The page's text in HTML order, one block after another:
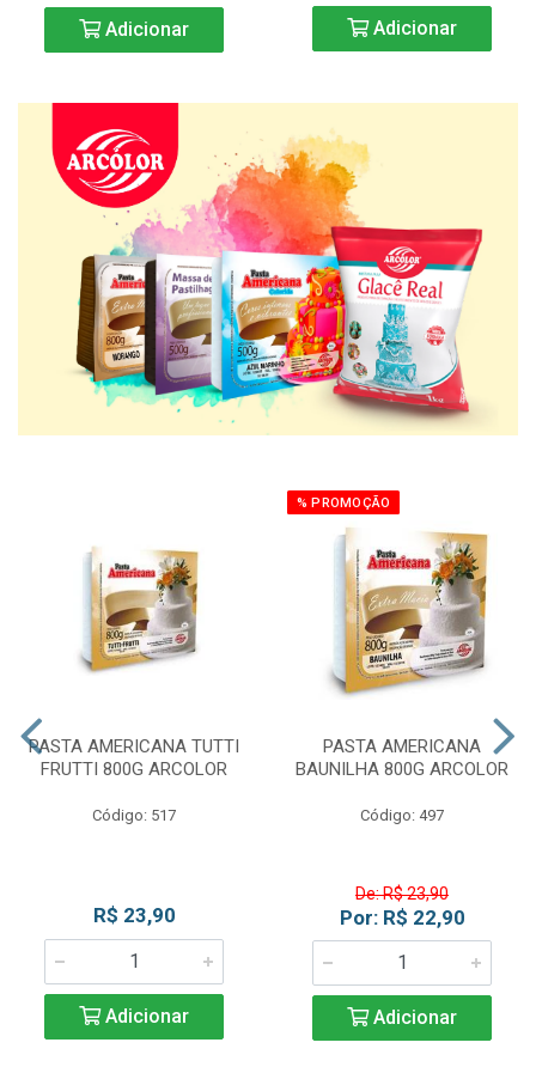
Adicionar Adicionar
PASTA AMERICANA TUTTI
FRUTTI 800G ARCOLOR
Código: 517
R$ 23,90
Adicionar
% PROMOÇÃO
PASTA AMERICANA
BAUNILHA 800G ARCOLOR
Código: 497
De: R$ 23,90
Por: R$ 22,90
Adicionar